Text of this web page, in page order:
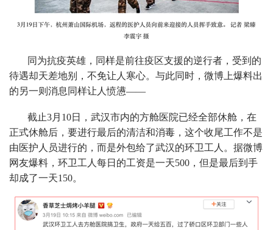
同为抗疫英雄，同样是前往疫区支援的逆行者，受到的
待遇却天差地别，不免让人寒心。与此同时，微博上爆料出
的另一则消息同样让人愤懑——
截止3月10日，武汉市内的方舱医院已经全部休舱，在
正式休舱后，要进行最后的清洁和消毒，这个收尾工作不是
由医护人员进行的，而是外包给了武汉的环卫工人。据微博
网友爆料，环卫工人每日的工资是一天500，但是最后到手
却成了一天150。